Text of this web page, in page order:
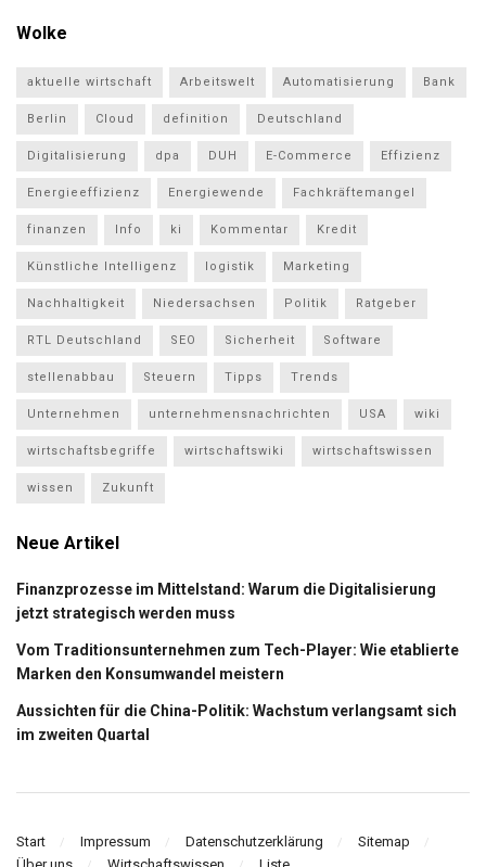
Wolke
aktuelle wirtschaft Arbeitswelt Automatisierung Bank
Berlin Cloud definition Deutschland
Digitalisierung dpa DUH E-Commerce Effizienz
Energieeffizienz Energiewende Fachkräftemangel
finanzen Info ki Kommentar Kredit
Künstliche Intelligenz logistik Marketing
Nachhaltigkeit Niedersachsen Politik Ratgeber
RTL Deutschland SEO Sicherheit Software
stellenabbau Steuern Tipps Trends
Unternehmen unternehmensnachrichten USA wiki
wirtschaftsbegriffe wirtschaftswiki wirtschaftswissen
wissen Zukunft
Neue Artikel
Finanzprozesse im Mittelstand: Warum die Digitalisierung
jetzt strategisch werden muss
Vom Traditionsunternehmen zum Tech-Player: Wie etablierte
Marken den Konsumwandel meistern
Aussichten für die China-Politik: Wachstum verlangsamt sich
im zweiten Quartal
Start Impressum Datenschutzerklärung
Sitemap